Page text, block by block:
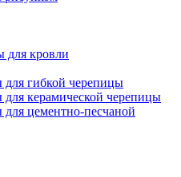
для кровли
для гибкой черепицы
для керамической черепицы
цементно-песчаной